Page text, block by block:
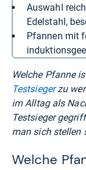
Auswahl reicht von Aluminiumguss über Eisen,
Edelstahl,
Pfannen mit ferromagnetischem Boden sind
Welche Pfanne
Testsiegerzu
im Alltag als
Testsieger
man sich stellen
Welche